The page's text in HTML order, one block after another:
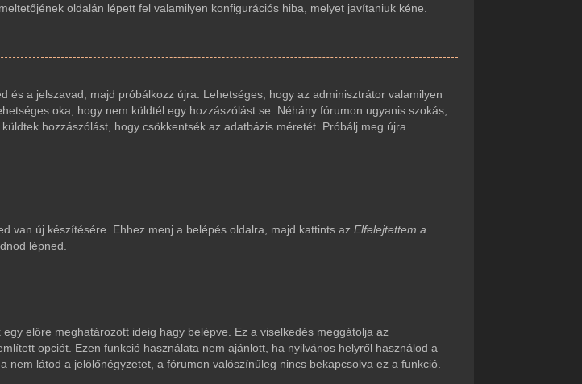
oldalán lépett fel valamilyen konfigurációs hiba, melyet javítaniuk kéne.
a jelszavad, majd próbálkozz újra. Lehetséges, hogy az adminisztrátor valamilyen
oka, hogy nem küldtél egy hozzászólást se. Néhány fórumon ugyanis szokás,
hozzászólást, hogy csökkentsék az adatbázis méretét. Próbálj meg újra
van új készítésére. Ehhez menj a belépés oldalra, majd kattints azElfelejtettem a
lépned.
előre meghatározott ideig hagy belépve. Ez a viselkedés meggátolja az
opciót. Ezen funkció használata nem ajánlott, ha nyilvános helyről használod a
látod a jelölőnégyzetet, a fórumon valószínűleg nincs bekapcsolva ez a funkció.